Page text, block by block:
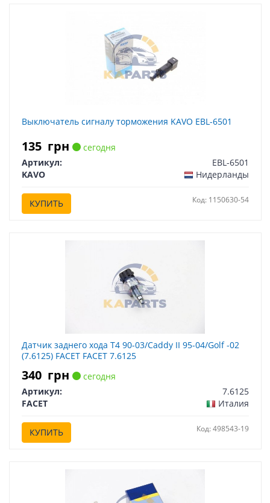
Выключатель сигналу торможения KAVO EBL-6501
135 грн
сегодня
Артикул:
EBL-6501
KAVO
Нидерланды
КУПИТЬ Код: 1150630-54
Датчик заднего хода T4 90-03/Caddy II 95-04/Golf -02
(7.6125) FACET FACET 7.6125
340 грн
сегодня
Артикул:
7.6125
FACET
Италия
КУПИТЬ Код: 498543-19